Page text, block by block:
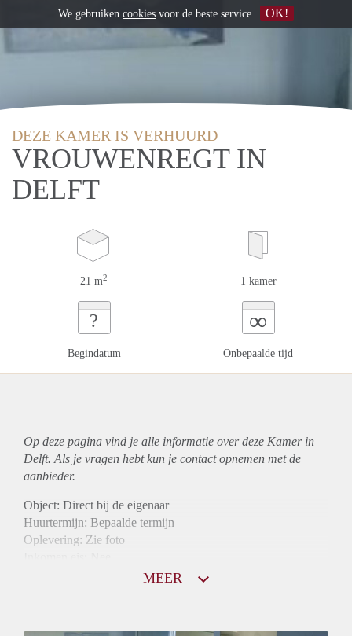
DEZE KAMER IS VERHUURD
VROUWENREGT IN
DELFT
21 m2 1 kamer
?
Begindatum
∞
Onbepaalde tijd
Op deze pagina vind je alle informatie over deze Kamer in
Delft. Als je vragen hebt kun je contact opnemen met de
aanbieder.
Object: Direct bij de eigenaar
Huurtermijn: Bepaalde termijn
Oplevering: Zie foto
MEER
We gebruiken cookies voor de beste service OK!